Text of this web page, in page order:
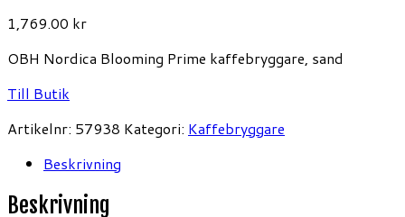
1,769.00 kr
OBH Nordica Blooming Prime kaffebryggare, sand
Till Butik
Artikelnr: 57938 Kategori: Kaffebryggare
Beskrivning
Beskrivning